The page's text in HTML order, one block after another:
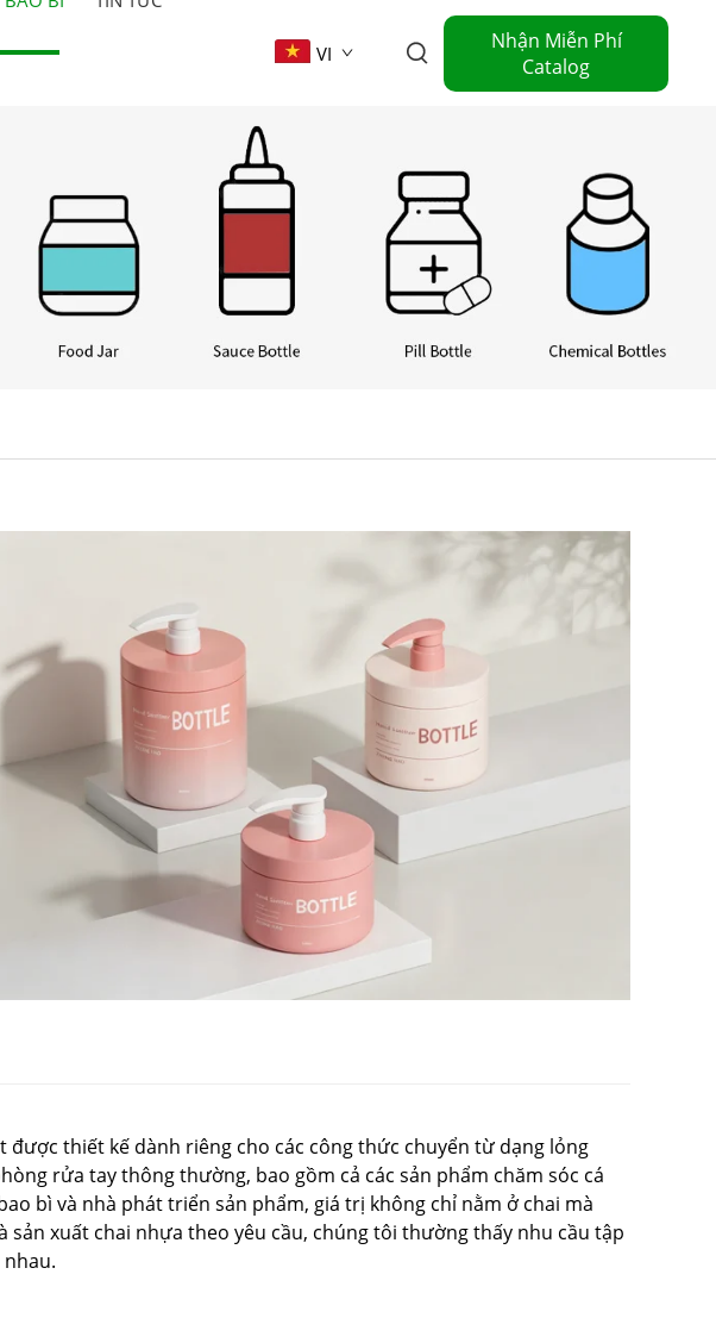
VI
Nhận Miễn Phí
Catalog
thiết kế dành riêng cho các công thức chuyển từ dạng lỏng
rửa tay thông thường, bao gồm cả các sản phẩm chăm sóc cá
bì và nhà phát triển sản phẩm, giá trị không chỉ nằm ở chai mà
xuất chai nhựa theo yêu cầu, chúng tôi thường thấy nhu cầu tập